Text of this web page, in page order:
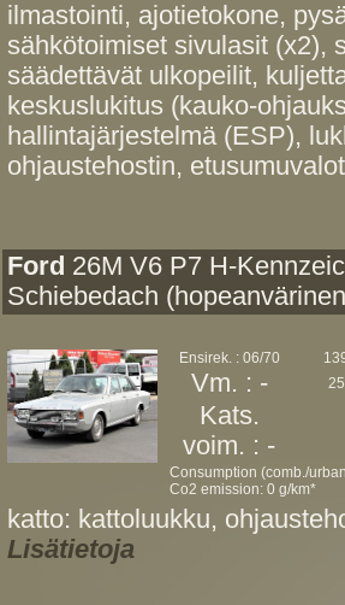
ilmastointi, ajotietokone,
sähkötoimiset sivulasit (x2),
säädettävät ulkopeilit,
keskuslukitus (kauko-
hallintajärjestelmä (ESP),
ohjaustehostin,
Ford 26M V6 P7 H-
Schiebedach
Ensirek. : 06/70
Vm. : -
Kats.
voim. : -
Consumption (comb./
Co2 emission: 0 g/km*
katto: kattoluukku,
Lisätietoja